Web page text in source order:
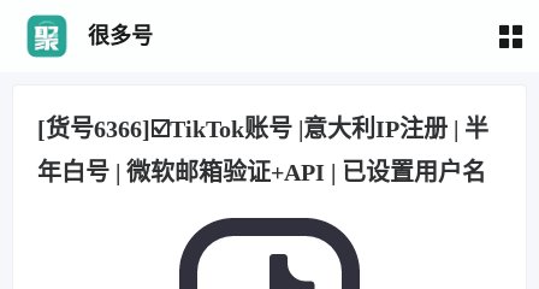
很多号
[货号6366]☑️TikTok账号 |意大利IP注册 | 半
年白号 | 微软邮箱验证+API | 已设置用户名